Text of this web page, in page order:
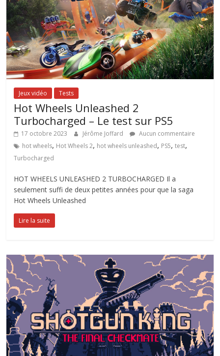
Jeux vidéo Tests
Hot Wheels Unleashed 2
Turbocharged – Le test sur PS5
17 octobre 2023 Jérôme Joffard
Aucun commentaire
hot wheels, Hot Wheels 2, hot wheels unleashed, PS5,test,
Turbocharged
HOT WHEELS UNLEASHED 2 TURBOCHARGED Il a
seulement suffi de deux petites années pour que la saga
Hot Wheels Unleashed
Lire la suite